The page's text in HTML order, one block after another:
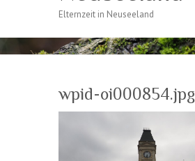
Elternzeit in Neuseeland
wpid-oi000854.jpg